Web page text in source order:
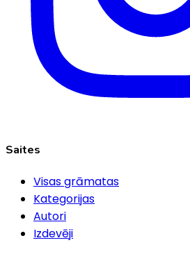
Saites
Visas grāmatas
Kategorijas
Autori
Izdevēji